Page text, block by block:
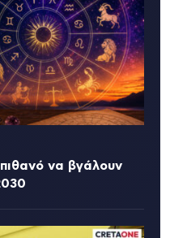
να βγάλουν